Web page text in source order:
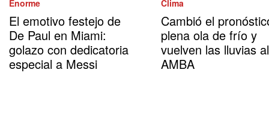
Enorme
El emotivo festejo de
De Paul en Miami:
golazo con dedicatoria
especial a Messi
Clima
Cambió el
plena ola de frío y
vuelven las lluvias al
AMBA